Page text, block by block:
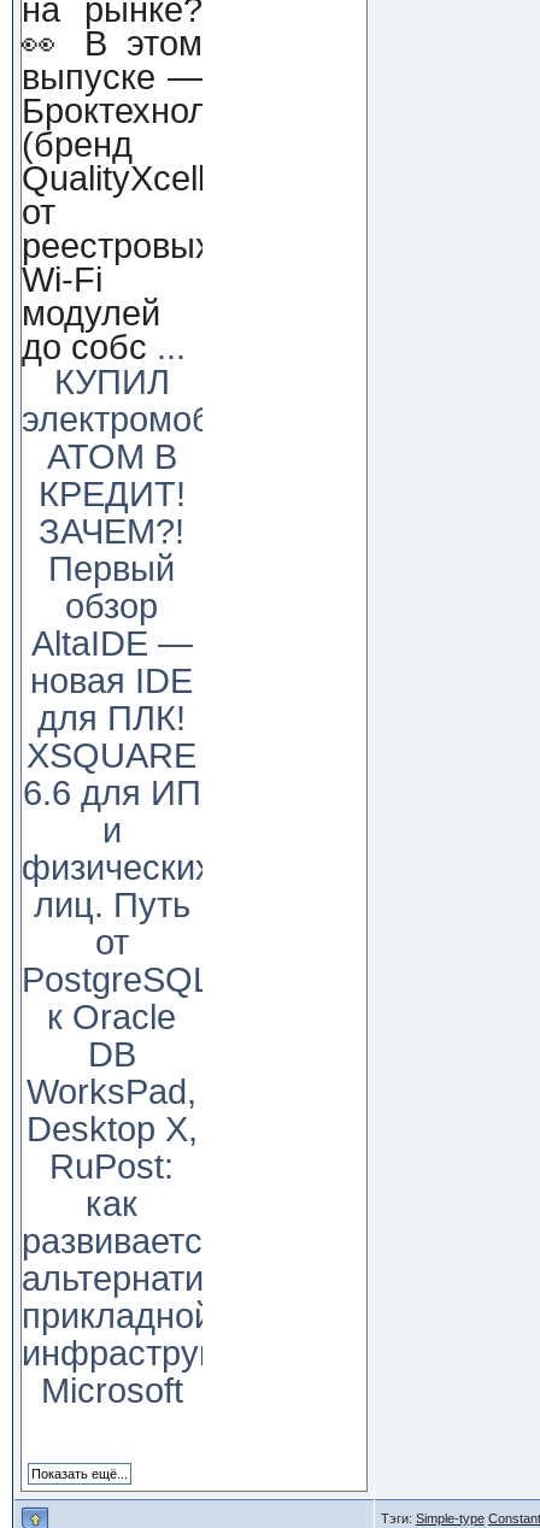
на рынке?
👀 В этом
выпуске —
Броктехнолоджи
(бренд
QualityXcellence):
от
реестровых
Wi-Fi
модулей
до собс ...
КУПИЛ
электромобиль
АТОМ В
КРЕДИТ!
ЗАЧЕМ?!
Первый
обзор
AltaIDE —
новая IDE
для ПЛК!
XSQUARE
6.6 для ИП
и
физических
лиц. Путь
от
PostgreSQL
к Oracle
DB
WorksPad,
Desktop X,
RuPost:
как
развивается
альтернатива
прикладной
инфраструктуре
Microsoft
Тэги: Simple-type